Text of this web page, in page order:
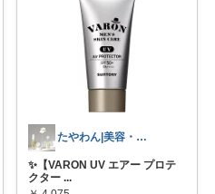
たやわん|美容・便利アイテムROOM
✨【VARON UV エアー プロテ
クター ...